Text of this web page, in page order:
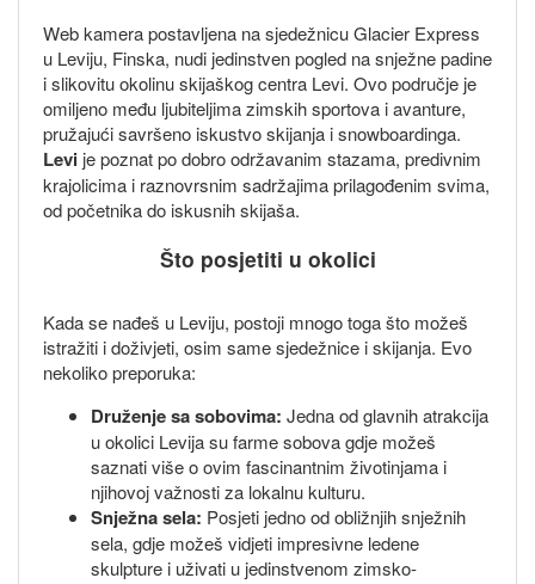
Web kamera postavljena na sjedežnicu Glacier Express
u Leviju, Finska, nudi jedinstven pogled na snježne padine
i slikovitu okolinu skijaškog centra Levi. Ovo područje je
omiljeno među ljubiteljima zimskih sportova i avanture,
pružajući savršeno iskustvo skijanja i snowboardinga.
Levi je poznat po dobro održavanim stazama, predivnim
krajolicima i raznovrsnim sadržajima prilagođenim svima,
od početnika do iskusnih skijaša.
Što posjetiti u okolici
Kada se nađeš u Leviju, postoji mnogo toga što možeš
istražiti i doživjeti, osim same sjedežnice i skijanja. Evo
nekoliko preporuka:
Druženje sa sobovima: Jedna od glavnih atrakcija
u okolici Levija su farme sobova gdje možeš
saznati više o ovim fascinantnim životinjama i
njihovoj važnosti za lokalnu kulturu.
Snježna sela: Posjeti jedno od obližnjih snježnih
sela, gdje možeš vidjeti impresivne ledene
skulpture i uživati u jedinstvenom zimsko-